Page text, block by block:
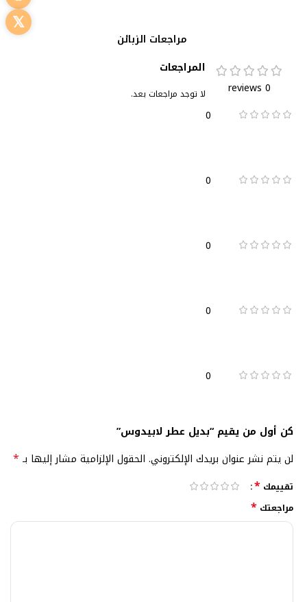
مراجعات الزبائن
0 reviews
0
0
0
0
0
المراجعات
لا توجد مراجعات بعد.
كن أول من يقيم “بديل عطر لابيدوس”
لن يتم نشر عنوان بريدك الإلكتروني. الحقول الإلزامية مشار إليها بـ *
تقييمك *
مراجعتك *